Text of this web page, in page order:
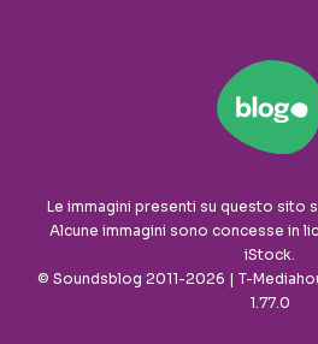
Le immagini presenti su questo sito
Alcune immagini sono concesse in
iStock.
© Soundsblog 2011-2026 | T-
1.77.0